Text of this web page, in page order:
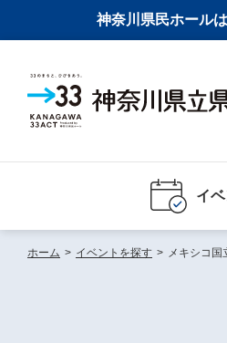
神奈川県民ホール
イ
ホーム > イベントを探す > メキシコ国